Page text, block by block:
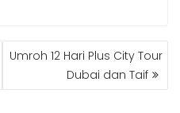
a
e
Umroh 12 Hari Plus City Tour
Dubai dan Taif